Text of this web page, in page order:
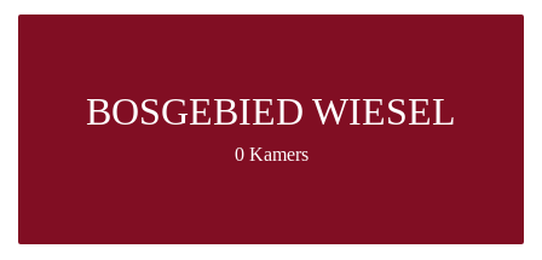
BOSGEBIED WIESEL
0 Kamers